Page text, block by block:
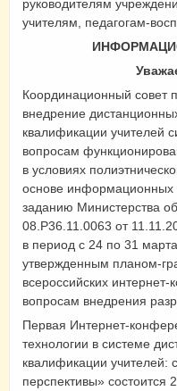
руководителям
учителям, педагогам-
Координационный совет
внедрение
квалификации учителей
вопросам
в условиях
основе информационных
заданию Министерства
08.Р36.11.0063 от
в период с 24 по 31
утвержденным планом-
всероссийских
вопросам внедрения
Первая Интернет-
технологии в системе
квалификации учителей:
перспективы» состоится